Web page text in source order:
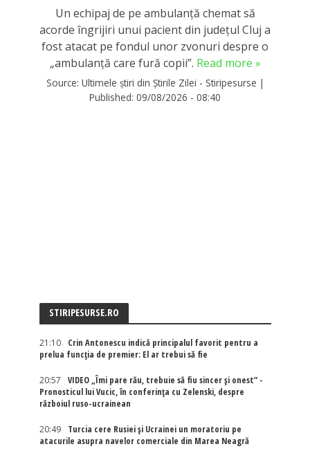
Un echipaj de pe ambulanță chemat să
acorde îngrijiri unui pacient din județul Cluj a
fost atacat pe fondul unor zvonuri despre o
„ambulanţă care fură copii”. Read more »
Source: Ultimele știri din Știrile Zilei - Stiripesurse |
Published: 09/08/2026 - 08:40
STIRIPESURSE.RO
21:10
Crin Antonescu indică principalul favorit pentru a
prelua funcția de premier: El ar trebui să fie
20:57
VIDEO „Îmi pare rău, trebuie să fiu sincer și onest” -
Pronosticul lui Vucic, în conferința cu Zelenski, despre
războiul ruso-ucrainean
20:49
Turcia cere Rusiei și Ucrainei un moratoriu pe
atacurile asupra navelor comerciale din Marea Neagră